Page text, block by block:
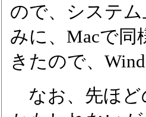
ので、システ
みに、Macで
きたので、
なお、先ほど